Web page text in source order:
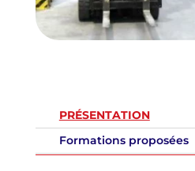
PRÉSENTATION
Formations proposées